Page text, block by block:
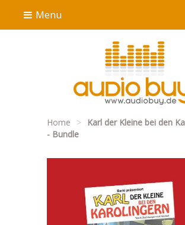
Menu
Home >
Karl der Kleine bei den
- Bundle